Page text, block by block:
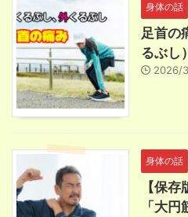
身体の話
足首の
るぶし
2026/
身体の話
【保
「大